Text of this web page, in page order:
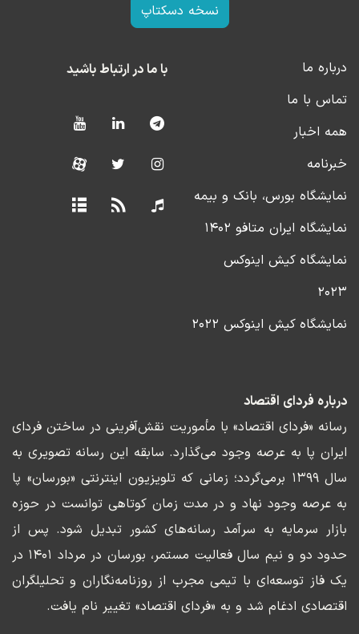
نسخه دسکتاپ
درباره ما
تماس با ما
همه اخبار
خبرنامه
نمایشگاه بورس، بانک و بیمه
نمایشگاه ایران متافو ۱۴۰۲
نمایشگاه کیش اینوکس
۲۰۲۳
نمایشگاه کیش اینوکس ۲۰۲۲
با ما در ارتباط باشید
درباره فردای اقتصاد
رسانه «فردای اقتصاد» با مأموریت نقش‌آفرینی در ساختن فردای
ایران پا به عرصه وجود می‌گذارد. سابقه این رسانه تصویری به
سال ۱۳۹۹ برمی‌گردد؛ زمانی که تلویزیون اینترنتی «بورسان» پا
به عرصه وجود نهاد و در مدت زمان کوتاهی توانست در حوزه
بازار سرمایه به سرآمد رسانه‌های کشور تبدیل شود. پس از
حدود دو و نیم سال فعالیت مستمر، بورسان در مرداد ۱۴۰۱ در
یک فاز توسعه‌ای با تیمی مجرب از روزنامه‌نگاران و تحلیلگران
اقتصادی ادغام شد و به «فردای اقتصاد» تغییر نام یافت.